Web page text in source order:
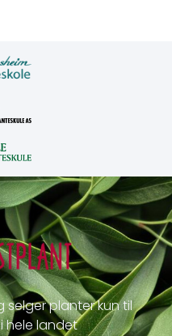
planter kun til
hele landet